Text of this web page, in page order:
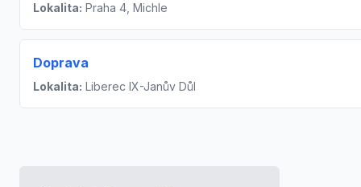
Lokalita: Praha 4, Michle
Doprava
Lokalita: Liberec IX-Janův Důl